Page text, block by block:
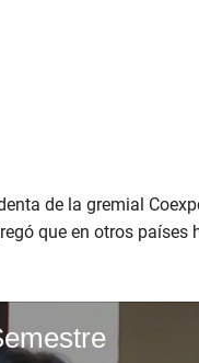
de la gremial
que en otros países